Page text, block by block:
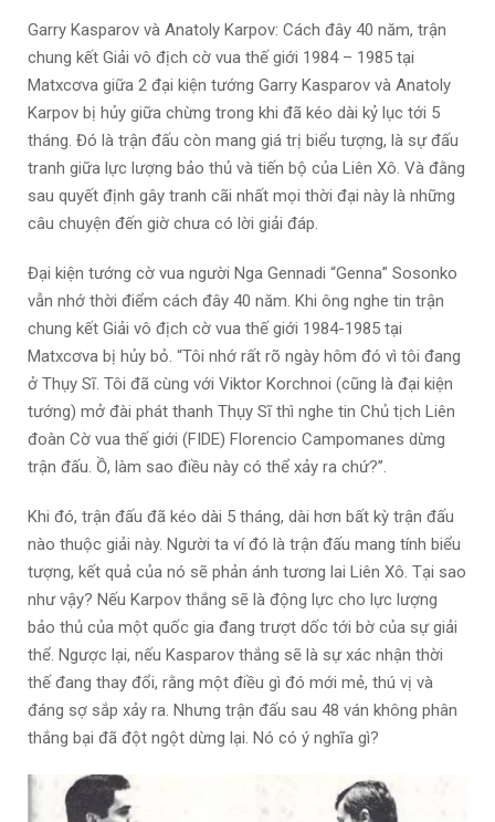
Garry Kasparov và Anatoly Karpov: Cách đây 40 năm, trận
chung kết Giải vô địch cờ vua thế giới 1984 – 1985 tại
Matxcơva giữa 2 đại kiện tướng Garry Kasparov và Anatoly
Karpov bị hủy giữa chừng trong khi đã kéo dài kỷ lục tới 5
tháng. Đó là trận đấu còn mang giá trị biểu tượng, là sự đấu
tranh giữa lực lượng bảo thủ và tiến bộ của Liên Xô. Và đằng
sau quyết định gây tranh cãi nhất mọi thời đại này là những
câu chuyện đến giờ chưa có lời giải đáp.
Đại kiện tướng cờ vua người Nga Gennadi “Genna” Sosonko
vẫn nhớ thời điểm cách đây 40 năm. Khi ông nghe tin trận
chung kết Giải vô địch cờ vua thế giới 1984-1985 tại
Matxcơva bị hủy bỏ. “Tôi nhớ rất rõ ngày hôm đó vì tôi đang
ở Thụy Sĩ. Tôi đã cùng với Viktor Korchnoi (cũng là đại kiện
tướng) mở đài phát thanh Thụy Sĩ thì nghe tin Chủ tịch Liên
đoàn Cờ vua thế giới (FIDE) Florencio Campomanes dừng
trận đấu. Ồ, làm sao điều này có thể xảy ra chứ?”.
Khi đó, trận đấu đã kéo dài 5 tháng, dài hơn bất kỳ trận đấu
nào thuộc giải này. Người ta ví đó là trận đấu mang tính biểu
tượng, kết quả của nó sẽ phản ánh tương lai Liên Xô. Tại sao
như vậy? Nếu Karpov thắng sẽ là động lực cho lực lượng
bảo thủ của một quốc gia đang trượt dốc tới bờ của sự giải
thể. Ngược lại, nếu Kasparov thắng sẽ là sự xác nhận thời
thế đang thay đổi, rằng một điều gì đó mới mẻ, thú vị và
đáng sợ sắp xảy ra. Nhưng trận đấu sau 48 ván không phân
thắng bại đã đột ngột dừng lại. Nó có ý nghĩa gì?